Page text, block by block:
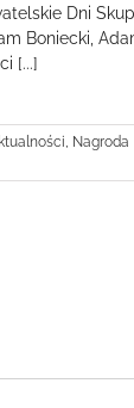
Dni
Boniecki,
[...]
, Nagroda